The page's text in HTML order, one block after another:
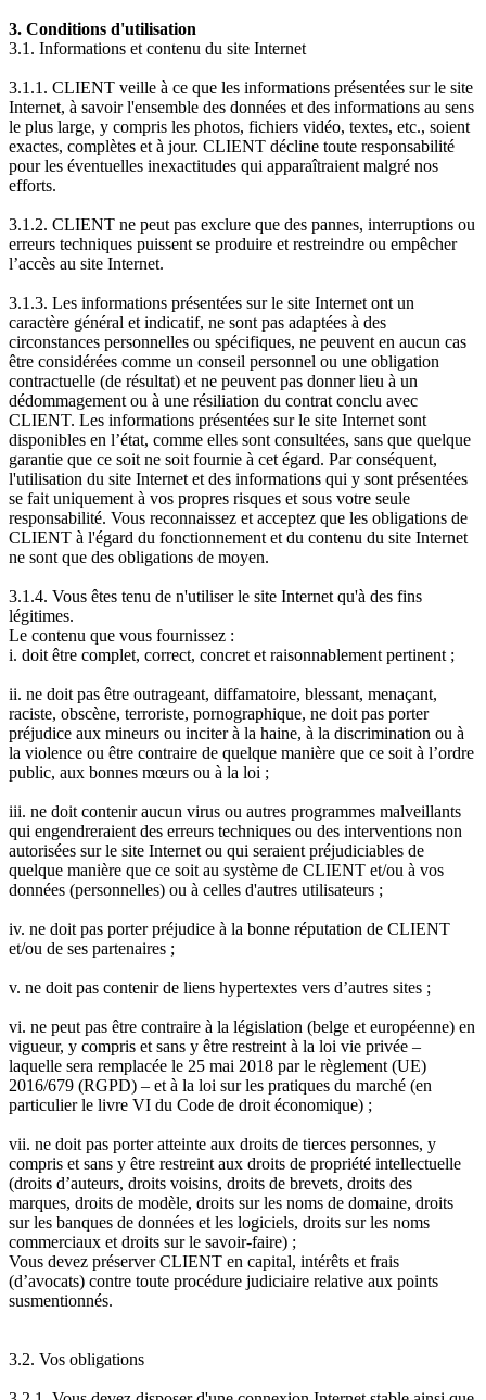
3. Conditions d'utilisation
3.1. Informations et contenu du site Internet
3.1.1. CLIENT veille à ce que les informations présentées sur le site
Internet, à savoir l'ensemble des données et des informations au sens
le plus large, y compris les photos, fichiers vidéo, textes, etc., soient
exactes, complètes et à jour. CLIENT décline toute responsabilité
pour les éventuelles inexactitudes qui apparaîtraient malgré nos
efforts.
3.1.2. CLIENT ne peut pas exclure que des pannes, interruptions ou
erreurs techniques puissent se produire et restreindre ou empêcher
l’accès au site Internet.
3.1.3. Les informations présentées sur le site Internet ont un
caractère général et indicatif, ne sont pas adaptées à des
circonstances personnelles ou spécifiques, ne peuvent en aucun cas
être considérées comme un conseil personnel ou une obligation
contractuelle (de résultat) et ne peuvent pas donner lieu à un
dédommagement ou à une résiliation du contrat conclu avec
CLIENT. Les informations présentées sur le site Internet sont
disponibles en l’état, comme elles sont consultées, sans que quelque
garantie que ce soit ne soit fournie à cet égard. Par conséquent,
l'utilisation du site Internet et des informations qui y sont présentées
se fait uniquement à vos propres risques et sous votre seule
responsabilité. Vous reconnaissez et acceptez que les obligations de
CLIENT à l'égard du fonctionnement et du contenu du site Internet
ne sont que des obligations de moyen.
3.1.4. Vous êtes tenu de n'utiliser le site Internet qu'à des fins
légitimes.
Le contenu que vous fournissez :
i. doit être complet, correct, concret et raisonnablement pertinent ;
ii. ne doit pas être outrageant, diffamatoire, blessant, menaçant,
raciste, obscène, terroriste, pornographique, ne doit pas porter
préjudice aux mineurs ou inciter à la haine, à la discrimination ou à
la violence ou être contraire de quelque manière que ce soit à l’ordre
public, aux bonnes mœurs ou à la loi ;
iii. ne doit contenir aucun virus ou autres programmes malveillants
qui engendreraient des erreurs techniques ou des interventions non
autorisées sur le site Internet ou qui seraient préjudiciables de
quelque manière que ce soit au système de CLIENT et/ou à vos
données (personnelles) ou à celles d'autres utilisateurs ;
iv. ne doit pas porter préjudice à la bonne réputation de CLIENT
et/ou de ses partenaires ;
v. ne doit pas contenir de liens hypertextes vers d’autres sites ;
vi. ne peut pas être contraire à la législation (belge et européenne) en
vigueur, y compris et sans y être restreint à la loi vie privée –
laquelle sera remplacée le 25 mai 2018 par le règlement (UE)
2016/679 (RGPD) – et à la loi sur les pratiques du marché (en
particulier le livre VI du Code de droit économique) ;
vii. ne doit pas porter atteinte aux droits de tierces personnes, y
compris et sans y être restreint aux droits de propriété intellectuelle
(droits d’auteurs, droits voisins, droits de brevets, droits des
marques, droits de modèle, droits sur les noms de domaine, droits
sur les banques de données et les logiciels, droits sur les noms
commerciaux et droits sur le savoir-faire) ;
Vous devez préserver CLIENT en capital, intérêts et frais
(d’avocats) contre toute procédure judiciaire relative aux points
susmentionnés.
3.2. Vos obligations